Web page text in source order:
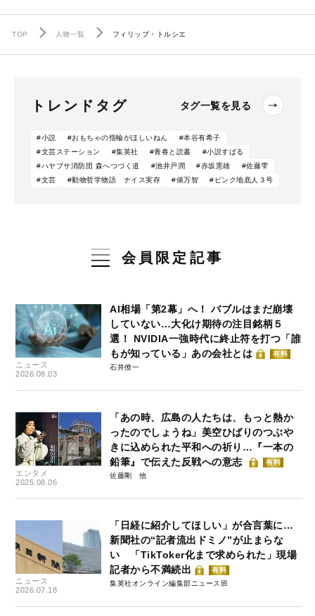
TOP 人物一覧 フィリップ・トルシエ
トレンドタグ タグ一覧を見る
#小説 #おもちゃの指輪がほしいねん
#本谷有希子
#文芸ステーション
#集英社 #青春と読書
#小説すばる
#ハヤブサ消防団 森へつづく道
#池井戸潤 #赤坂憲雄
#佐藤雫
#文芸
#動物哲学物語 ナイス実存 #俵万智 #ピンク地底人３号
会員限定記事
ニュース
2026.08.03
AI相場「第2幕」へ！ バブルはまだ崩壊
していない…大化け期待の注目銘柄５
選！ NVIDIA一強時代に終止符を打つ「誰
もが知っている」あの会社とは
有料
石井僚一
エンタメ
2025.08.06
「あの時、広島の人たちは、もっと熱か
ったのでしょうね」美空ひばりのつぶや
きに込められた平和への祈り…『一本の
鉛筆』で伝えた反戦への意志
有料
佐藤剛
ニュース
2026.07.18
「日経に紹介してほしい」が合言葉に…
新聞社の“記者流出ドミノ”が止まらな
い 「TikToker化まで求められた」現場
記者から不満続出
有料
集英社オンライン編集部ニュース班